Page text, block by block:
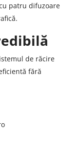
patru difuzoare
de răcire
fără